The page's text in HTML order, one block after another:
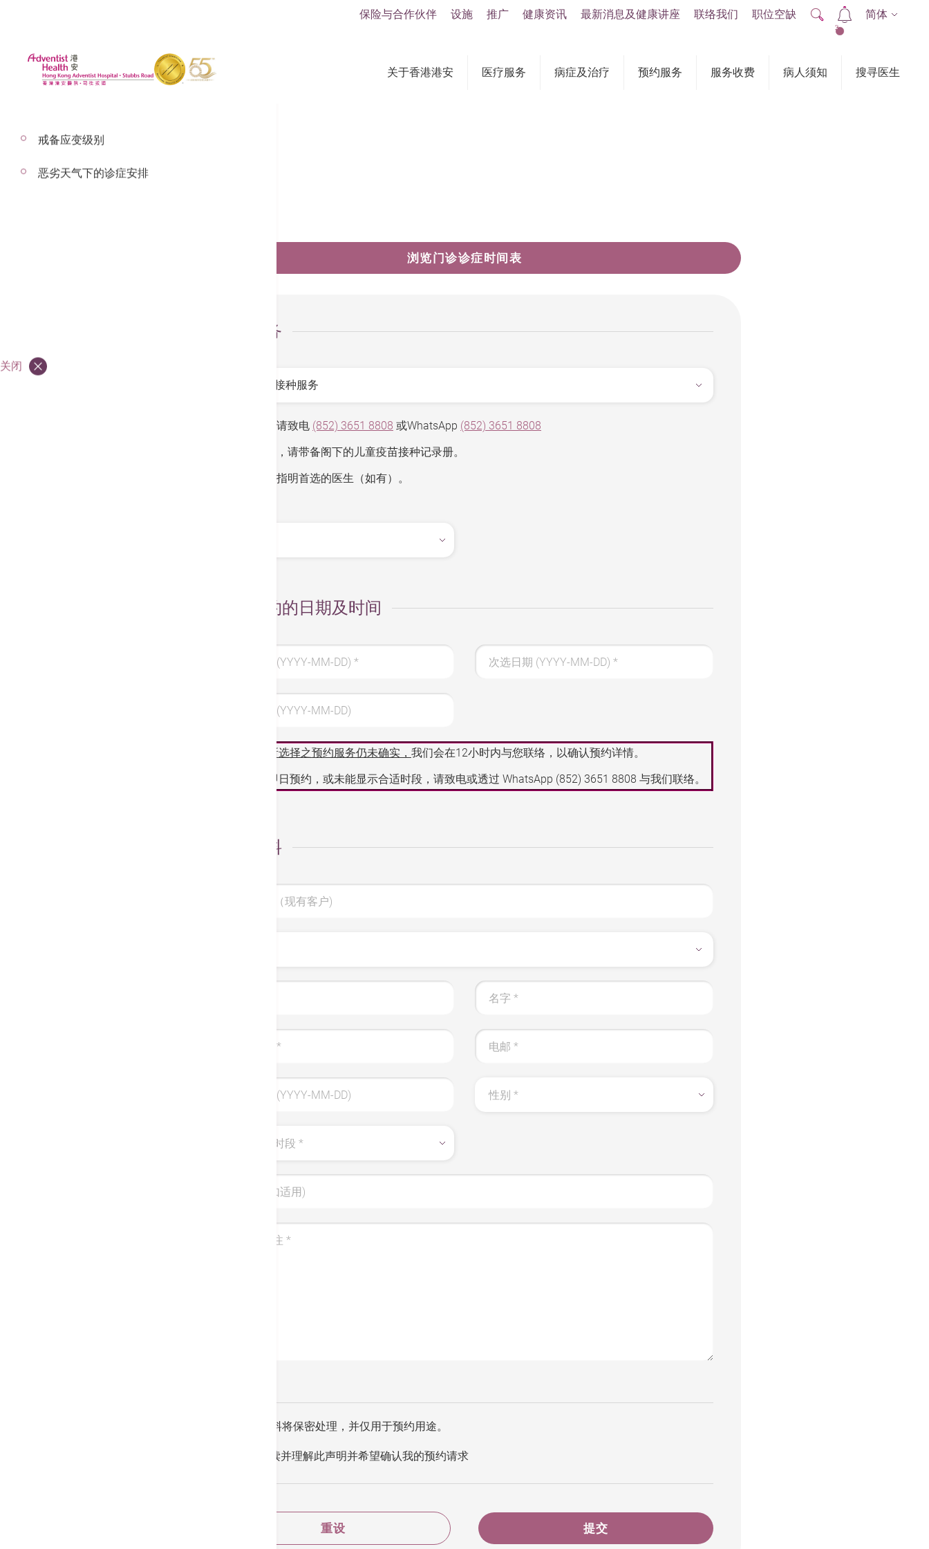
关于香港港安 医疗服务 病症及治疗 预约服务 服务收费 病人须知 搜寻医生
保险与合作伙伴 设施 推广 健康资讯 最新消息及健康讲座 联络我们 职位空缺
2
简体
浏览门诊诊症时间表
选择服务
如有查询请致电 (852) 3651 8808 或WhatsApp (852) 3651 8808
如有需要，请带备阁下的儿童疫苗接种记录册。
请在备注指明首选的医生（如有）。
选择预约的日期及时间
首选日期 (YYYY-MM-DD) * 次选日期 (YYYY-MM-DD) *
第三选择 (YYYY-MM-DD)
阁下所选择之预约服务仍未确实， 我们会在12小时内与您联络，以确认预约详情。
如需即日预约，或未能显示合适时段，请致电或透过 WhatsApp (852) 3651 8808 与我们联络。
个人资料
病人编号（现有客户)
名字 *
* 电邮 *
出生日期 (YYYY-MM-DD) 性别 *
建议联系时段 *
优惠码 (如适用)
症状 / 备注 *
所收集的资料将保密处理，并仅用于预约用途。
我已阅读并理解此声明并希望确认我的预约请求
提交
重设
戒备应变级别
恶劣天气下的诊症安排
关闭